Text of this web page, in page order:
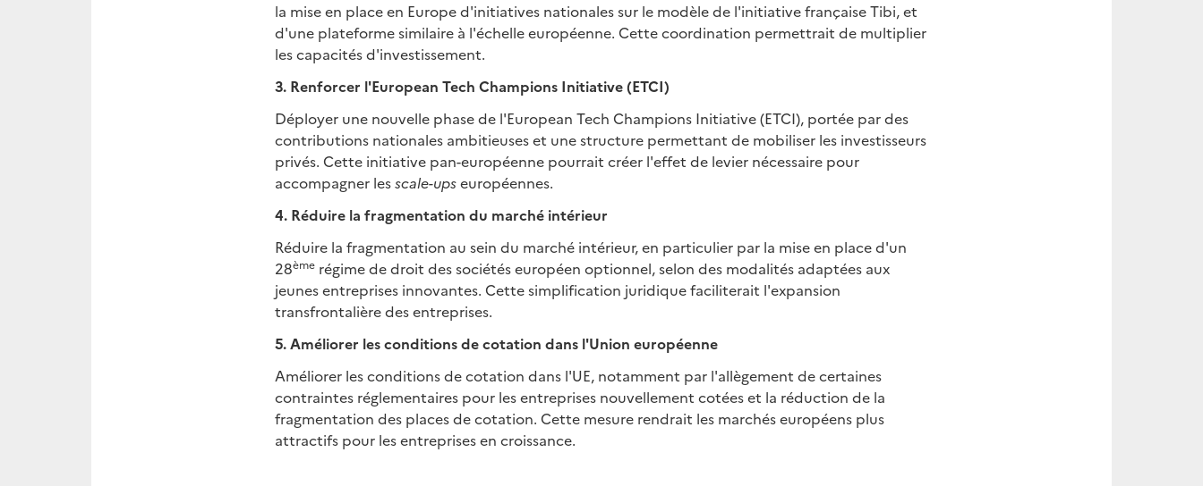
la mise en place en Europe d'initiatives nationales sur le modèle de l'initiative française Tibi, et
d'une plateforme similaire à l'échelle européenne. Cette coordination permettrait de multiplier
les capacités d'investissement.
3. Renforcer l'European Tech Champions Initiative (ETCI)
Déployer une nouvelle phase de l'European Tech Champions Initiative (ETCI), portée par des
contributions nationales ambitieuses et une structure permettant de mobiliser les investisseurs
privés. Cette initiative pan-européenne pourrait créer l'effet de levier nécessaire pour
accompagner lesscale-upseuropéennes.
4. Réduire la fragmentation du marché intérieur
Réduire la fragmentation au sein du marché intérieur, en particulier par la mise en place d'un
28ème régime de droit des sociétés européen optionnel, selon des modalités adaptées aux
jeunes entreprises innovantes. Cette simplification juridique faciliterait l'expansion
transfrontalière des entreprises.
5. Améliorer les conditions de cotation dans l'Union européenne
Améliorer les conditions de cotation dans l'UE, notamment par l'allègement de certaines
contraintes réglementaires pour les entreprises nouvellement cotées et la réduction de la
fragmentation des places de cotation. Cette mesure rendrait les marchés européens plus
attractifs pour les entreprises en croissance.